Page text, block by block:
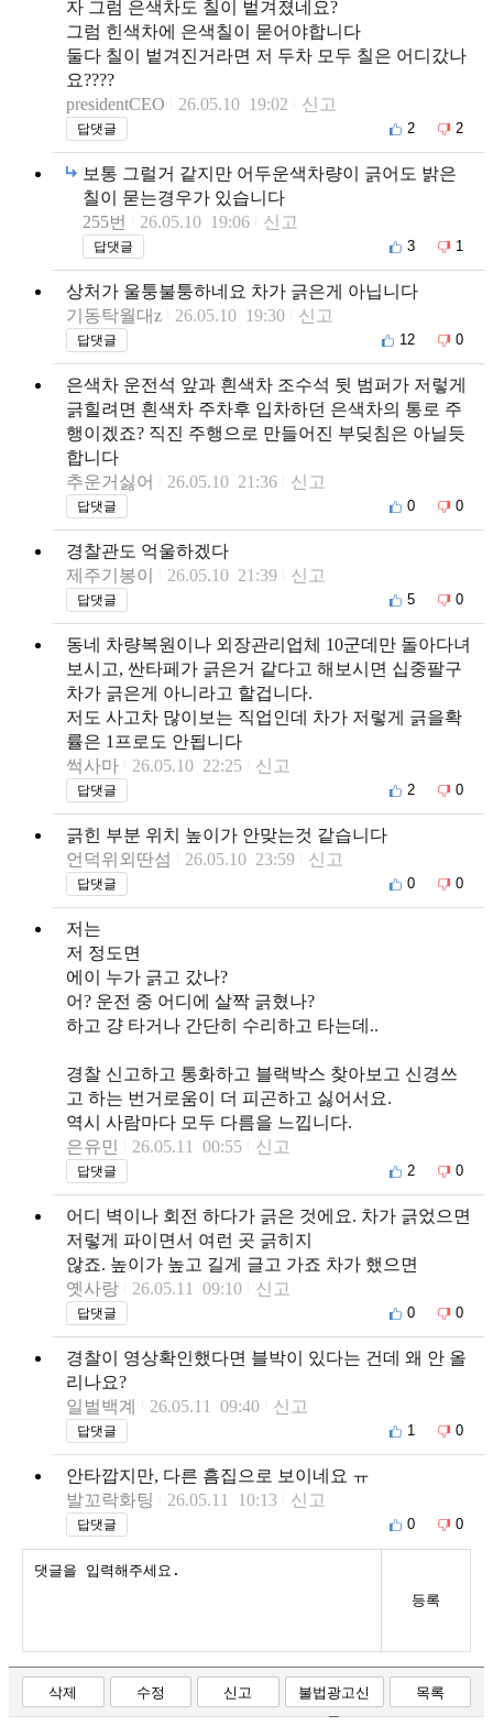
자 그럼 은색차도 칠이 벝겨졌네요?
그럼 힌색차에 은색칠이 묻어야합니다
둘다 칠이 벝겨진거라면 저 두차 모두 칠은 어디갔나
요????
presidentCEO
26.05.10 19:02 신고
답댓글 2 2
보통 그럴거 같지만 어두운색차량이 긁어도 밝은
칠이 묻는경우가 있습니다
255번
26.05.10 19:06 신고
답댓글 3 1
상처가 울퉁불퉁하네요 차가 긁은게 아닙니다
기동탁월대z
26.05.10 19:30 신고
답댓글 12 0
은색차 운전석 앞과 흰색차 조수석 뒷 범퍼가 저렇게
긁힐려면 흰색차 주차후 입차하던 은색차의 통로 주
행이겠죠? 직진 주행으로 만들어진 부딪침은 아닐듯
합니다
추운거싫어
26.05.10 21:36 신고
답댓글 0 0
경찰관도 억울하겠다
제주기봉이
26.05.10 21:39 신고
답댓글 5 0
동네 차량복원이나 외장관리업체 10군데만 돌아다녀
보시고, 싼타페가 긁은거 같다고 해보시면 십중팔구
차가 긁은게 아니라고 할겁니다.
저도 사고차 많이보는 직업인데 차가 저렇게 긁을확
률은 1프로도 안됩니다
썩사마
26.05.10 22:25 신고
답댓글 2 0
긁힌 부분 위치 높이가 안맞는것 같습니다
언덕위외딴섬
26.05.10 23:59 신고
답댓글 0 0
저는
저 정도면
에이 누가 긁고 갔나?
어? 운전 중 어디에 살짝 긁혔나?
하고 걍 타거나 간단히 수리하고 타는데..
경찰 신고하고 통화하고 블랙박스 찾아보고 신경쓰
고 하는 번거로움이 더 피곤하고 싫어서요.
역시 사람마다 모두 다름을 느낍니다.
은유민
26.05.11 00:55 신고
답댓글 2 0
어디 벽이나 회전 하다가 긁은 것에요. 차가 긁었으면
저렇게 파이면서 여런 곳 긁히지
않죠. 높이가 높고 길게 글고 가죠 차가 했으면
옛사랑
26.05.11 09:10 신고
답댓글 0 0
경찰이 영상확인했다면 블박이 있다는 건데 왜 안 올
리나요?
일벌백계
26.05.11 09:40 신고
답댓글 1 0
안타깝지만, 다른 흠집으로 보이네요 ㅠ
발꼬락화팅
26.05.11 10:13 신고
답댓글 0 0
등록
삭제 수정 신고
불법광고신
고
목록